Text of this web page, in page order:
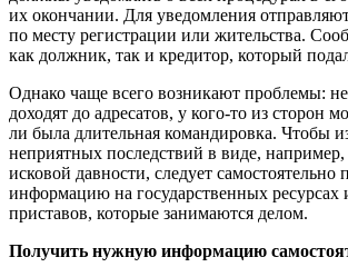
их окончании. Для уведомления
по месту регистрации или жительства.
как должник, так и кредитор, который
Однако чаще всего возникают проблемы: не
доходят до адресатов, у кого-то из сторон
ли была длительная командировка. Чтобы
неприятных последствий в виде, например,
исковой давности, следует самостоятельно
информацию на государственных ресурсах
приставов, которые занимаются делом.
Получить нужную информацию